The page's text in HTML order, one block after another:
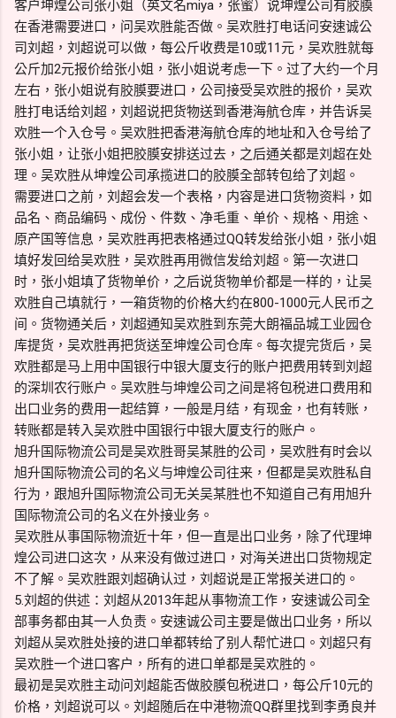
客户坤煌公司张小姐（英文名miya，张蜜）说坤煌公司有胶膜
在香港需要进口，问吴欢胜能否做。吴欢胜打电话问安速诚公
司刘超，刘超说可以做，每公斤收费是10或11元，吴欢胜就每
公斤加2元报价给张小姐，张小姐说考虑一下。过了大约一个月
左右，张小姐说有胶膜要进口，公司接受吴欢胜的报价，吴欢
胜打电话给刘超，刘超说把货物送到香港海航仓库，并告诉吴
欢胜一个入仓号。吴欢胜把香港海航仓库的地址和入仓号给了
张小姐，让张小姐把胶膜安排送过去，之后通关都是刘超在处
理。吴欢胜从坤煌公司承揽进口的胶膜全部转包给了刘超。
需要进口之前，刘超会发一个表格，内容是进口货物资料，如
品名、商品编码、成份、件数、净毛重、单价、规格、用途、
原产国等信息，吴欢胜再把表格通过QQ转发给张小姐，张小姐
填好发回给吴欢胜，吴欢胜再用微信发给刘超。第一次进口
时，张小姐填了货物单价，之后说货物单价都是一样的，让吴
欢胜自己填就行，一箱货物的价格大约在800-1000元人民币之
间。货物通关后，刘超通知吴欢胜到东莞大朗福品城工业园仓
库提货，吴欢胜再把货送至坤煌公司仓库。每次提完货后，吴
欢胜都是马上用中国银行中银大厦支行的账户把费用转到刘超
的深圳农行账户。吴欢胜与坤煌公司之间是将包税进口费用和
出口业务的费用一起结算，一般是月结，有现金，也有转账，
转账都是转入吴欢胜中国银行中银大厦支行的账户。
旭升国际物流公司是吴欢胜哥吴某胜的公司，吴欢胜有时会以
旭升国际物流公司的名义与坤煌公司往来，但都是吴欢胜私自
行为，跟旭升国际物流公司无关吴某胜也不知道自己有用旭升
国际物流公司的名义在外接业务。
吴欢胜从事国际物流近十年，但一直是出口业务，除了代理坤
煌公司进口这次，从来没有做过进口，对海关进出口货物规定
不了解。吴欢胜跟刘超确认过，刘超说是正常报关进口的。
5.刘超的供述：刘超从2013年起从事物流工作，安速诚公司全
部事务都由其一人负责。安速诚公司主要是做出口业务，所以
刘超从吴欢胜处接的进口单都转给了别人帮忙进口。刘超只有
吴欢胜一个进口客户，所有的进口单都是吴欢胜的。
最初是吴欢胜主动问刘超能否做胶膜包税进口，每公斤10元的
价格，刘超说可以。刘超随后在中港物流QQ群里找到李勇良并